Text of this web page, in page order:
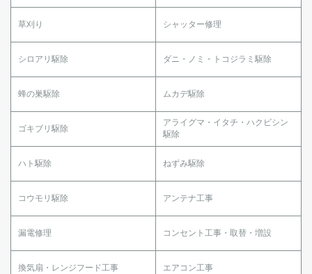
草刈り シャッター修理
シロアリ駆除 ダニ・ノミ・トコジラミ駆除
蜂の巣駆除 ムカデ駆除
ゴキブリ駆除
アライグマ・イタチ・ハクビシン
駆除
ハト駆除 ねずみ駆除
コウモリ駆除 アンテナ工事
漏電修理 コンセント工事・取替・増設
換気扇・レンジフード工事 エアコン工事